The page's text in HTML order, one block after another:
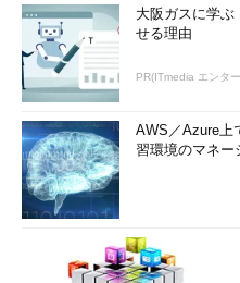
大阪ガスに学
せる理由
PR(ITmedia エンタ
AWS／Azure
習環境のマネー